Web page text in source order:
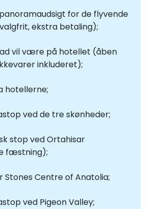
for de flyvende
ekstra betaling);
vil være på hotellet (åben
inkluderet);
hotellerne;
ved de tre skønheder;
stop ved Ortahisar
fæstning);
Stones Centre of Anatolia;
ved Pigeon Valley;